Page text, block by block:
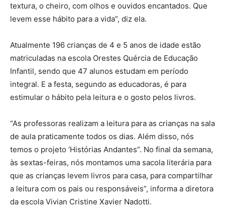
textura, o cheiro, com olhos e ouvidos encantados. Que
levem esse hábito para a vida”, diz ela.
Atualmente 196 crianças de 4 e 5 anos de idade estão
matriculadas na escola Orestes Quércia de Educação
Infantil, sendo que 47 alunos estudam em período
integral. E a festa, segundo as educadoras, é para
estimular o hábito pela leitura e o gosto pelos livros.
“As professoras realizam a leitura para as crianças na sala
de aula praticamente todos os dias. Além disso, nós
temos o projeto ‘Histórias Andantes”. No final da semana,
às sextas-feiras, nós montamos uma sacola literária para
que as crianças levem livros para casa, para compartilhar
a leitura com os pais ou responsáveis”, informa a diretora
da escola Vivian Cristine Xavier Nadotti.